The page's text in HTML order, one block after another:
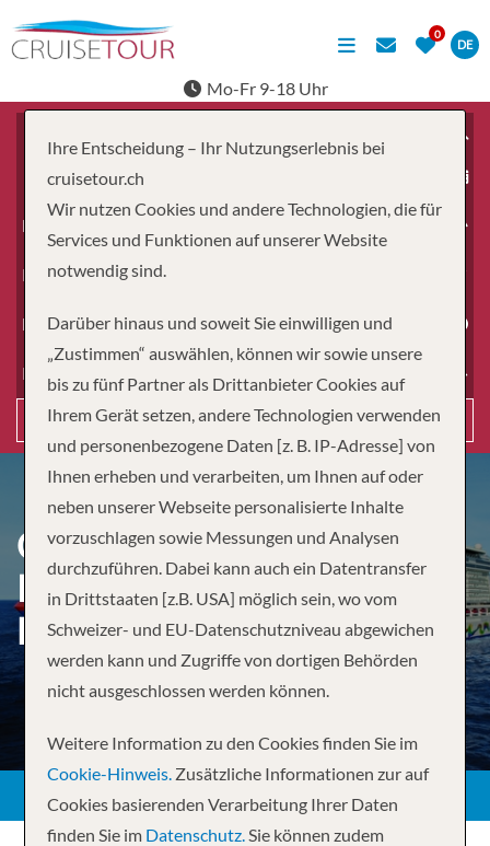
DE
Mo-Fr 9-18 Uhr
Erwachsene
Kinder
Dauer
Reiseart
Suchen
CABO SAN LUCAS &
PUERTO VALLARTA FROM
LOS ANGELES
Ihre Entscheidung – Ihr Nutzungserlebnis bei
cruisetour.ch
Wir nutzen Cookies und andere Technologien, die für
Services und Funktionen auf unserer Website
notwendig sind.
Darüber hinaus und soweit Sie einwilligen und
„Zustimmen“ auswählen, können wir sowie unsere
bis zu fünf Partner als Drittanbieter Cookies auf
Ihrem Gerät setzen, andere Technologien verwenden
und personenbezogene Daten [z. B. IP-Adresse] von
Ihnen erheben und verarbeiten, um Ihnen auf oder
neben unserer Webseite personalisierte Inhalte
vorzuschlagen sowie Messungen und Analysen
durchzuführen. Dabei kann auch ein Datentransfer
in Drittstaaten [z.B. USA] möglich sein, wo vom
Schweizer- und EU-Datenschutzniveau abgewichen
werden kann und Zugriffe von dortigen Behörden
nicht ausgeschlossen werden können.
Weitere Information zu den Cookies finden Sie im
Cookie-Hinweis. Zusätzliche Informationen zur auf
Cookies basierenden Verarbeitung Ihrer Daten
finden Sie im Datenschutz.Sie können zudem